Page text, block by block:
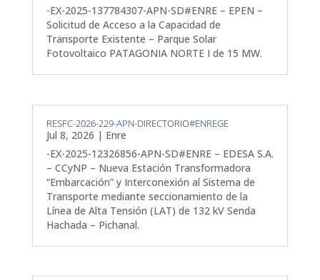
-EX-2025-137784307-APN-SD#ENRE – EPEN –
Solicitud de Acceso a la Capacidad de
Transporte Existente – Parque Solar
Fotovoltaico PATAGONIA NORTE I de 15 MW.
RESFC-2026-229-APN-DIRECTORIO#ENREGE
Jul 8, 2026 | Enre
-EX-2025-12326856-APN-SD#ENRE – EDESA S.A.
– CCyNP – Nueva Estación Transformadora
“Embarcación” y Interconexión al Sistema de
Transporte mediante seccionamiento de la
Línea de Alta Tensión (LAT) de 132 kV Senda
Hachada – Pichanal.